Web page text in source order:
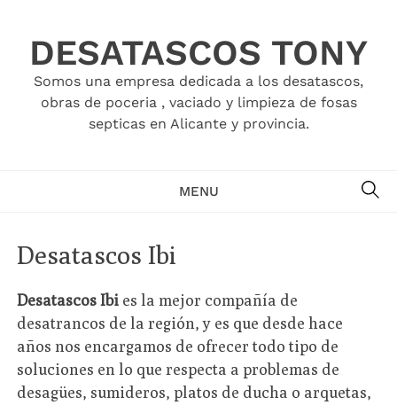
contentDESATASCOS TONY
Somos una empresa dedicada a los desatascos,
obras de poceria , vaciado y limpieza de fosas
septicas en Alicante y provincia.
MENU
Desatascos Ibi
Desatascos Ibi es la mejor compañía de
desatrancos de la región, y es que desde hace
años nos encargamos de ofrecer todo tipo de
soluciones en lo que respecta a problemas de
desagües, sumideros, platos de ducha o arquetas,